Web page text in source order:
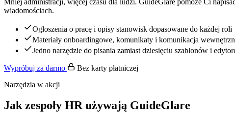
Mniej administracji, więcej czasu dla ludzi. GuideGlare pomoże Ci
wiadomościach.
Ogłoszenia o pracę i opisy stanowisk dopasowane do każdej roli
Materiały onboardingowe, komunikaty i komunikacja
Jedno narzędzie do pisania zamiast dziesięciu szablonów i
Wypróbuj za darmo
Bez karty płatniczej
Narzędzia w akcji
Jak zespoły HR używają GuideGlare